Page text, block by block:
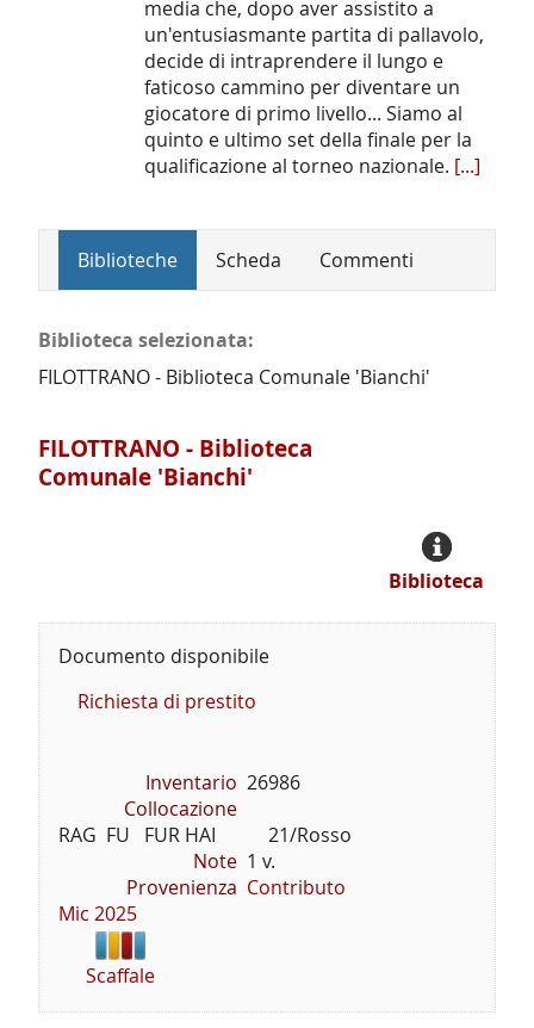
media che, dopo aver assistito a
un'entusiasmante partita di pallavolo,
decide di intraprendere il lungo e
faticoso cammino per diventare un
giocatore di primo livello... Siamo al
quinto e ultimo set della finale per la
qualificazione al torneo nazionale. [...]
Biblioteche Scheda Commenti
Biblioteca selezionata:
FILOTTRANO - Biblioteca Comunale 'Bianchi'
FILOTTRANO - Biblioteca
Comunale 'Bianchi'
Biblioteca
Documento disponibile
Richiesta di prestito
Inventario 26986
Collocazione
RAG  FU   FUR HAI           21/Rosso
Note 1 v.
Provenienza Contributo
Mic 2025
Scaffale